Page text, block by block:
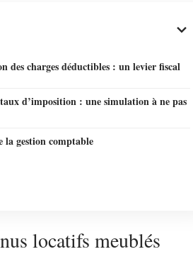
des charges déductibles : un levier fiscal
d’imposition : une simulation à ne pas
la gestion comptable
locatifs meublés